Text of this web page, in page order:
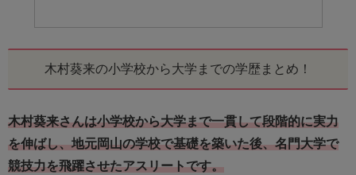
木村葵来の小学校から大学までの学歴まとめ！
木村葵来さんは小学校から大学まで一貫して段階的に実力
を伸ばし、地元岡山の学校で基礎を築いた後、名門大学で
競技力を飛躍させたアスリートです。